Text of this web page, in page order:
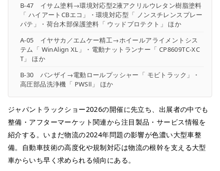
B-47 イサム塗料→環境対応型2液アクリルウレタン樹脂塗料
「 ハイアートCBエコ」・環境対応型「 ノンスチレンスプレー
パテ」・荷台木部保護塗料「 ウッドプロテクト」 ほか
A-05 イヤサカ／エムケー精工→ホイールアライメントシス
テム「 WinAlign XL」・電動ナットランナー「 CP8609TC-XC
T」 ほか
B-30 バンザイ→電動ロールプッシャー「 モビトラック」・
高圧部品洗浄機「 PWSⅡ」 ほか
ジャパントラックショー2026の開催に先立ち、出展者の中でも
整備・アフターマーケット関連から注目製品・サービス情報を
紹介する。いまだ物流の2024年問題の影響が色濃い大型車整
備。自動車技術の高度化や規制対応は物流の根幹を支える大型
車からいち早く求められる傾向にある。